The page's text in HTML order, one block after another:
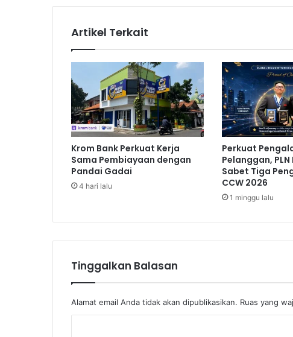
e
r
i
t
a
h
D
o
r
o
n
g
o
n
m
u
m
Artikel Terkait
Krom Bank Perkuat Kerja
Sama Pembiayaan dengan
Pandai Gadai
4 hari lalu
Perkuat
Pelanggan, PLN
Sabet Tiga
CCW 2026
1 minggu lalu
Tinggalkan Balasan
Alamat email Anda tidak akan dipublikasikan. Ruas yang